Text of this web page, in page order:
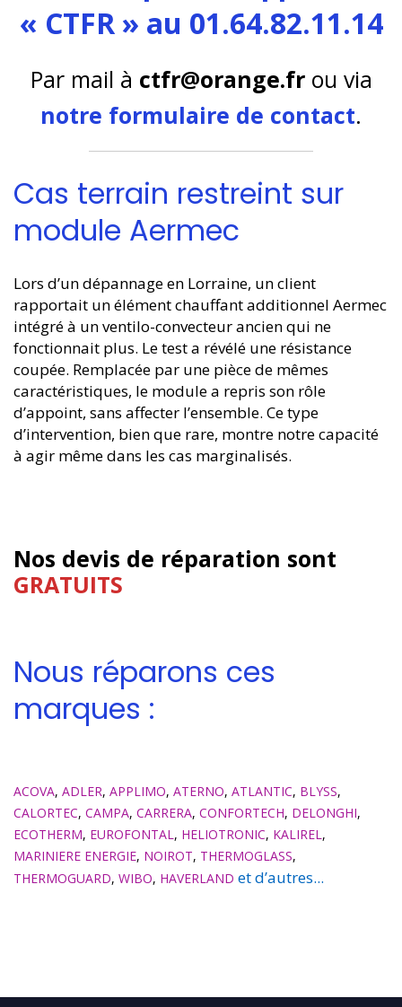
« CTFR » au 01.64.82.11.14
Par mail à ctfr@orange.frou via
notre formulaire de contact.
Cas terrain restreint sur
module Aermec
Lors d’un dépannage en Lorraine, un client
rapportait un élément chauffant additionnel Aermec
intégré à un ventilo-convecteur ancien qui ne
fonctionnait plus. Le test a révélé une résistance
coupée. Remplacée par une pièce de mêmes
caractéristiques, le module a repris son rôle
d’appoint, sans affecter l’ensemble. Ce type
d’intervention, bien que rare, montre notre capacité
à agir même dans les cas marginalisés.
Nos devis de réparation sont
GRATUITS
Nous réparons ces
marques :
ACOVA, ADLER, APPLIMO, ATERNO, ATLANTIC, BLYSS,
CALORTEC, CAMPA, CARRERA, CONFORTECH, DELONGHI,
ECOTHERM, EUROFONTAL , HELIOTRONIC, KALIREL ,
MARINIERE ENERGIE, NOIROT, THERMOGLASS,
THERMOGUARD, WIBO, HAVERLAND et d’autres...